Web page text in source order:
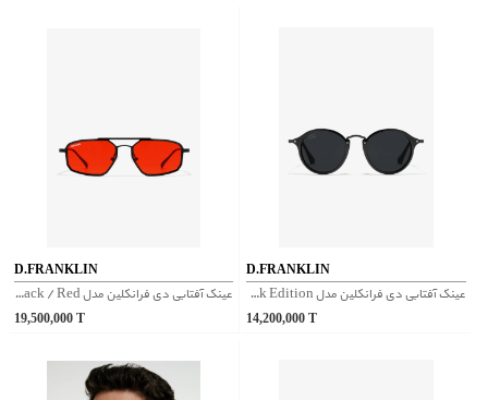
D.FRANKLIN
عینک آفتابی دی فرانکلین مدل D.franklin Muni LA Black / Red
19,500,000T
D.FRANKLIN
عینک آفتابی دی فرانکلین مدل D.franklin Roller TR90 / Black Edition
14,200,000 T